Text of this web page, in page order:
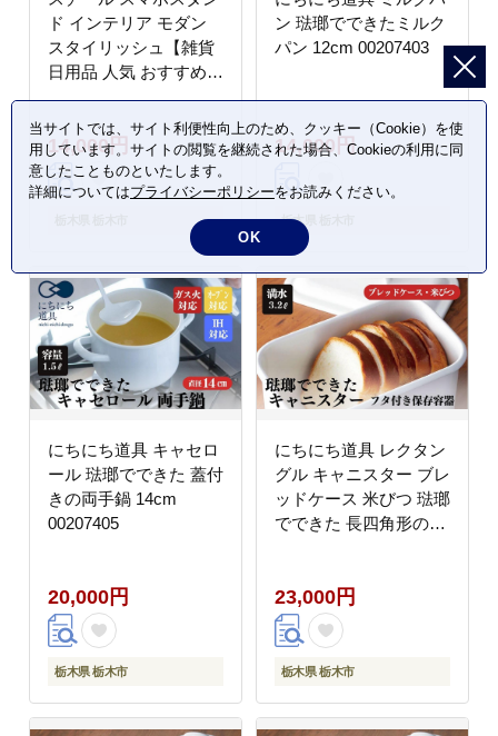
ド インテリア モダン
スタイリッシュ【雑貨
日用品 人気 おすすめ
】
14,000円
ン 琺瑯でできたミルク
パン 12cm 00207403
14,000円
栃木県 栃木市
にちにち道具 キャセロ
ール 琺瑯でできた 蓋付
きの両手鍋 14cm
00207405
20,000円
栃木県 栃木市
にちにち道具 レクタン
グル キャニスター ブレ
ッドケース 米びつ 琺瑯
でできた 長四角形のフ
23,000円
栃木県 栃木市
当サイトでは、サイト利便性向上のため、クッキー（Cookie）を使
用しています。サイトの閲覧を継続された場合、Cookieの利用に同
意したことものといたします。
詳細についてはプライバシーポリシーをお読みください。
OK